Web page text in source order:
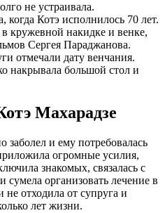
не устраивала.
когда Котэ исполнилось 70 лет.
кружевной накидке и венке,
Сергея Параджанова.
отмечали дату венчания.
накрывала большой стол и
Махарадзе
заболел и ему потребовалась
огромные усилия,
знакомых, связалась с
сумела организовать лечение в
отходила от супруга и
лет жизни.